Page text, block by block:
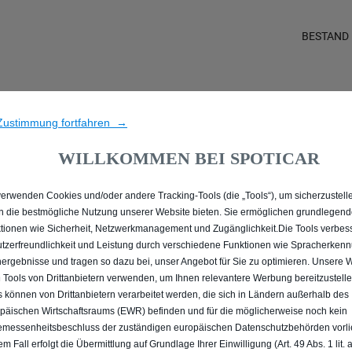
BESTAND
MIT DIESEL
fortfahren →
WILLKOMMEN BEI SPOTICAR
Cookies und/oder andere Tracking-Tools (die „Tools“), um
die bestmögliche Nutzung unserer Website bieten. Sie ermöglichen
wie Sicherheit, Netzwerkmanagement und Zugänglichkeit.Die Tools
und Leistung durch verschiedene Funktionen wie
und tragen so dazu bei, unser Angebot für Sie zu optimieren. Unsere
Tools von Drittanbietern verwenden, um Ihnen relevantere Werbung
können von Drittanbietern verarbeitet werden, die sich in Ländern außerhalb des
Wirtschaftsraums (EWR) befinden und für die möglicherweise noch kein
der zuständigen europäischen Datenschutzbehörden
Fall erfolgt die Übermittlung auf Grundlage Ihrer Einwilligung (Art. 49 Abs. 1 lit.